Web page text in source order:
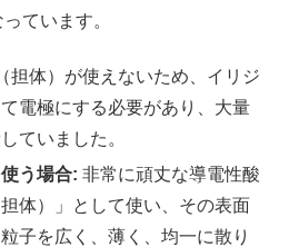
ています。
担体）が使えないため、イリジ
電極にする必要があり、大量
ていました。
う場合: 非常に頑丈な導電性酸
体）」として使い、その表面
子を広く、薄く、均一に散り